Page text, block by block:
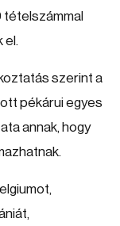
tételszámmal
el.
szerint a
pékárui egyes
annak, hogy